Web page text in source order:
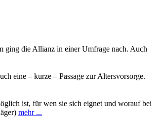
ging die Allianz in einer Umfrage nach. Auch
eine – kurze – Passage zur Altersvorsorge.
ist, für wen sie sich eignet und worauf bei
mehr ...